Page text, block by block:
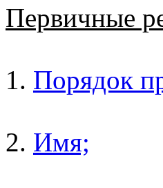
Первичные
1. Порядок
2. Имя;